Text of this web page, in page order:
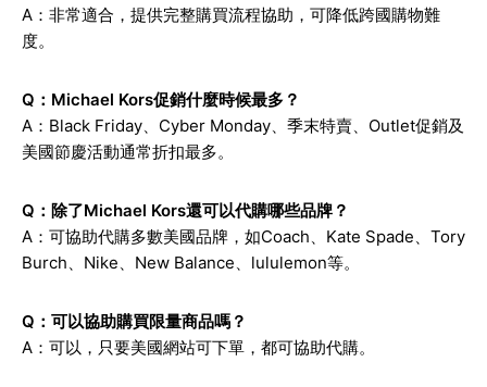
A：非常適合，提供完整購買流程協助，可降低跨國購物難
度。
Q：Michael Kors促銷什麼時候最多？
A：Black Friday、Cyber Monday、季末特賣、Outlet促銷及
美國節慶活動通常折扣最多。
Q：除了Michael Kors還可以代購哪些品牌？
A：可協助代購多數美國品牌，如Coach、Kate Spade、Tory
Burch、Nike、New Balance、lululemon等。
Q：可以協助購買限量商品嗎？
A：可以，只要美國網站可下單，都可協助代購。